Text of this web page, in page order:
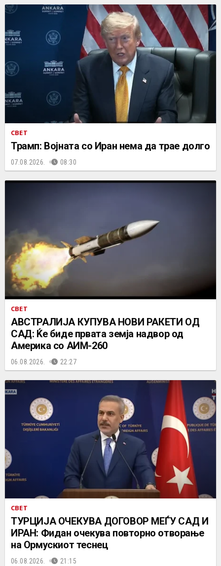
СВЕТ
Трамп: Војната со Иран нема да трае долго
07.08.2026. 08:30
СВЕТ
АВСТРАЛИЈА КУПУВА НОВИ РАКЕТИ ОД
САД: Ќе биде првата земја надвор од
Америка со АИМ-260
06.08.2026. 22:27
СВЕТ
ТУРЦИЈА ОЧЕКУВА ДОГОВОР МЕЃУ САД И
ИРАН: Фидан очекува повторно отворање
на Ормускиот теснец
06.08.2026. 21:15